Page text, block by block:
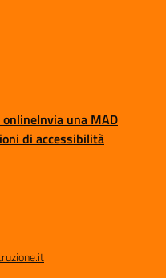
Invia una MAD
di accessibilità